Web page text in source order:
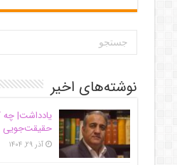
نوشته‌های اخیر
یادداشت| ‌چه
حقیقت‌جویی
آذر ۲۹, ۱۴۰۴